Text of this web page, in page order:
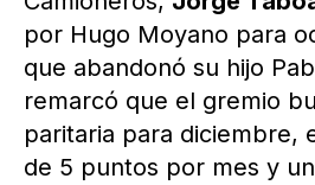
por Hugo Moyano para
que abandonó su hijo
remarcó que el gremio
paritaria para diciembre,
de 5 puntos por mes y